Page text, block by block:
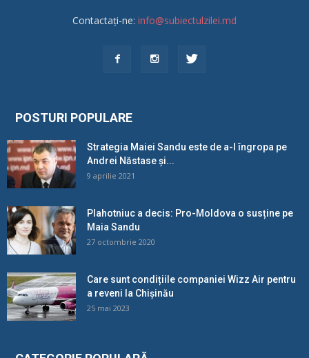
Contactați-ne: info@subiectulzilei.md
POSTURI POPULARE
Strategia Maiei Sandu este de a-l îngropa pe
Andrei Năstase și...
9 aprilie 2021
Plahotniuc a decis: Pro-Moldova o susține pe
Maia Sandu
27 octombrie 2020
Care sunt condițiile companiei Wizz Air pentru
a reveni la Chișinău
25 mai 2023